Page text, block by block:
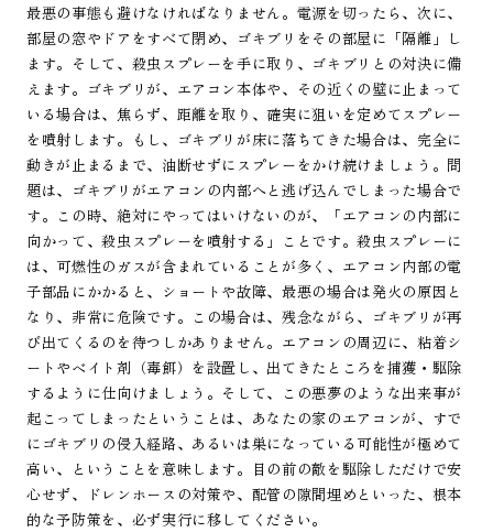
最悪の事態も避けなければなりません。電源を切ったら、次に、
部屋の窓やドアをすべて閉め、ゴキブリをその部屋に「隔離」し
ます。そして、殺虫スプレーを手に取り、ゴキブリとの対決に備
えます。ゴキブリが、エアコン本体や、その近くの壁に止まって
いる場合は、焦らず、距離を取り、確実に狙いを定めてスプレー
を噴射します。もし、ゴキブリが床に落ちてきた場合は、完全に
動きが止まるまで、油断せずにスプレーをかけ続けましょう。問
題は、ゴキブリがエアコンの内部へと逃げ込んでしまった場合で
す。この時、絶対にやってはいけないのが、「エアコンの内部に
向かって、殺虫スプレーを噴射する」ことです。殺虫スプレーに
は、可燃性のガスが含まれていることが多く、エアコン内部の電
子部品にかかると、ショートや故障、最悪の場合は発火の原因と
なり、非常に危険です。この場合は、残念ながら、ゴキブリが再
び出てくるのを待つしかありません。エアコンの周辺に、粘着シ
ートやベイト剤（毒餌）を設置し、出てきたところを捕獲・駆除
するように仕向けましょう。そして、この悪夢のような出来事が
起こってしまったということは、あなたの家のエアコンが、すで
にゴキブリの侵入経路、あるいは巣になっている可能性が極めて
高い、ということを意味します。目の前の敵を駆除しただけで安
心せず、ドレンホースの対策や、配管の隙間埋めといった、根本
的な予防策を、必ず実行に移してください。